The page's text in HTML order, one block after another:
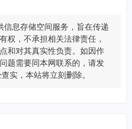
信息存储空间服务，旨在传递
权，不承担相关法律责任，
和对其真实性负责。如因作
题需要同本网联系的，请发
实，本站将立刻删除。